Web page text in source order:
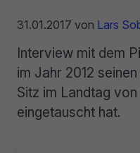
31.01.2017 von Lars
Interview mit dem
im Jahr 2012
Sitz im Landtag
eingetauscht hat.